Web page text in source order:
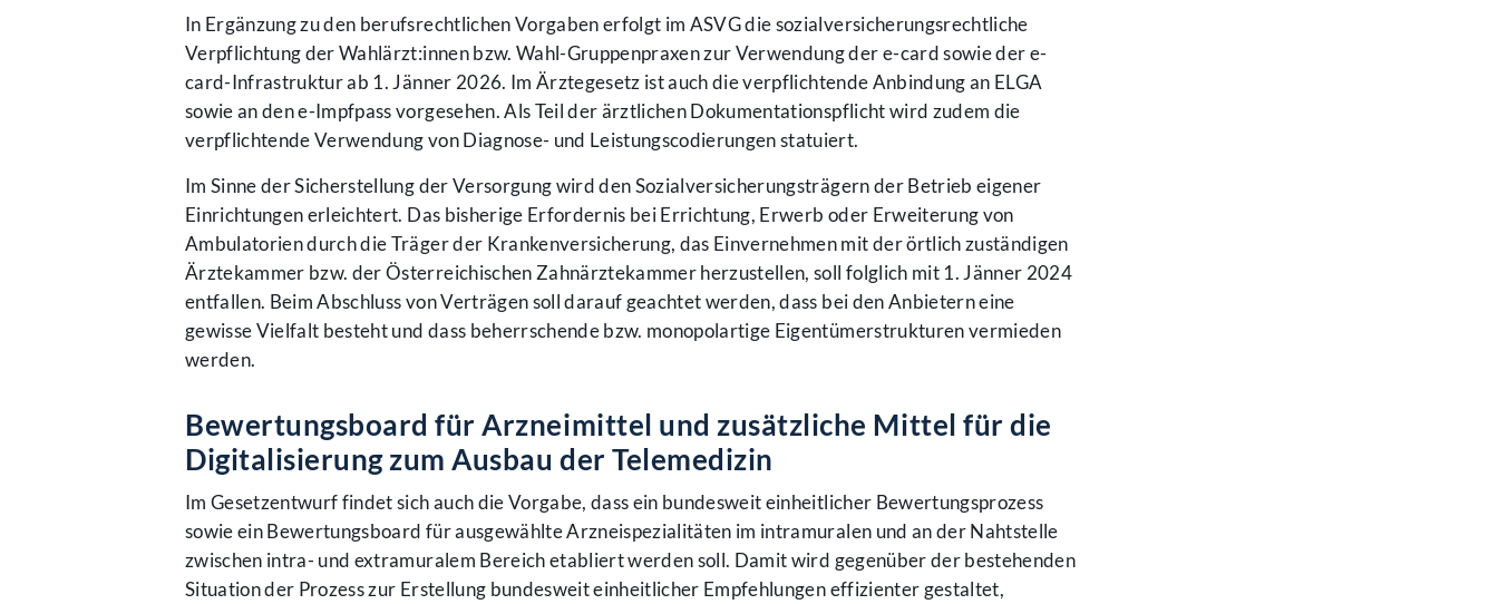
In Ergänzung zu den berufsrechtlichen Vorgaben erfolgt im ASVG die sozialversicherungsrechtliche
Verpflichtung der Wahlärzt:innen bzw. Wahl-Gruppenpraxen zur Verwendung der e-card sowie der e-
card-Infrastruktur ab 1. Jänner 2026. Im Ärztegesetz ist auch die verpflichtende Anbindung an ELGA
sowie an den e-Impfpass vorgesehen. Als Teil der ärztlichen Dokumentationspflicht wird zudem die
verpflichtende Verwendung von Diagnose- und Leistungscodierungen statuiert.
Im Sinne der Sicherstellung der Versorgung wird den Sozialversicherungsträgern der Betrieb eigener
Einrichtungen erleichtert. Das bisherige Erfordernis bei Errichtung, Erwerb oder Erweiterung von
Ambulatorien durch die Träger der Krankenversicherung, das Einvernehmen mit der örtlich zuständigen
Ärztekammer bzw. der Österreichischen Zahnärztekammer herzustellen, soll folglich mit 1. Jänner 2024
entfallen. Beim Abschluss von Verträgen soll darauf geachtet werden, dass bei den Anbietern eine
gewisse Vielfalt besteht und dass beherrschende bzw. monopolartige Eigentümerstrukturen vermieden
werden.
Bewertungsboard für Arzneimittel und zusätzliche Mittel für die
Digitalisierung zum Ausbau der Telemedizin
Im Gesetzentwurf findet sich auch die Vorgabe, dass ein bundesweit einheitlicher Bewertungsprozess
sowie ein Bewertungsboard für ausgewählte Arzneispezialitäten im intramuralen und an der Nahtstelle
zwischen intra- und extramuralem Bereich etabliert werden soll. Damit wird gegenüber der bestehenden
Situation der Prozess zur Erstellung bundesweit einheitlicher Empfehlungen effizienter gestaltet,